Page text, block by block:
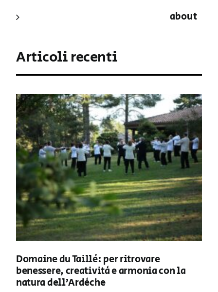
about
Articoli recenti
Domaine du Taillé: per ritrovare
benessere, creatività e armonia con la
natura dell’Ardèche